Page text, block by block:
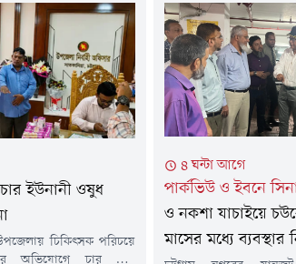
থেকে আরেক স্থানে ছুটে
প্রশাসনের কর্মকর্তাদের
বিমানবন্দর কর্তৃপক্ষ,
এ ঘটনা ঘটে বলে
নির্বাহী কর্মকর্তা রায়হানুল
মো. ইউনুস (৫০)। তিনি
ইউনানী ওষুধ
উপজেলায় চিকিৎসক পরিচয়ে
অভিযোগে চার ভুয়া
৪ ঘন্টা আগে
পার্কভিউ ও ইবনে
ও নকশা যাচাইয়ে
মাসের মধ্যে ব্যবস্থার